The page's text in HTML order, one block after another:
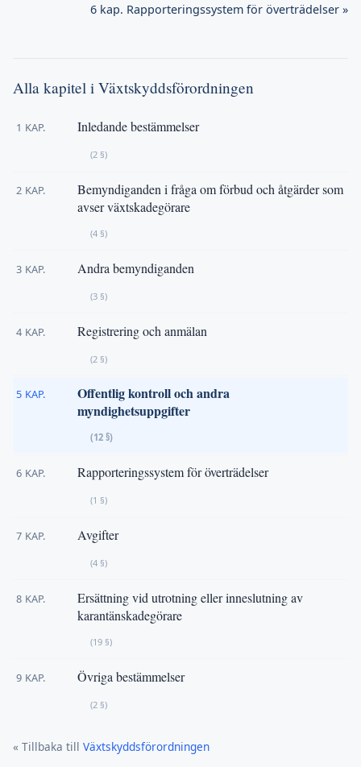
6 kap. Rapporteringssystem för överträdelser »
Alla kapitel i Växtskyddsförordningen
1 KAP. Inledande bestämmelser
(2 §)
2 KAP.
Bemyndiganden i fråga om förbud och åtgärder som
avser växtskadegörare
(4 §)
3 KAP. Andra bemyndiganden
(3 §)
4 KAP. Registrering och anmälan
(2 §)
5 KAP.
Offentlig kontroll och andra
myndighetsuppgifter
(12 §)
6 KAP. Rapporteringssystem för överträdelser
(1 §)
7 KAP. Avgifter
(4 §)
8 KAP.
Ersättning vid utrotning eller inneslutning av
karantänskadegörare
(19 §)
9 KAP. Övriga bestämmelser
(2 §)
« Tillbaka till Växtskyddsförordningen